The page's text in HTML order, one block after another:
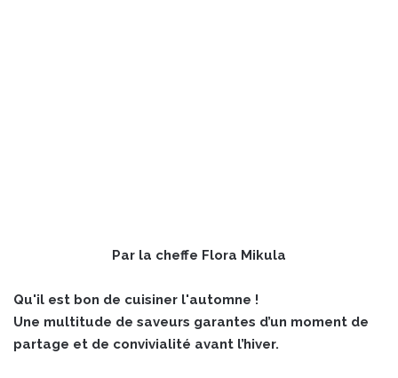
Par la cheffe Flora Mikula
Qu'il est bon de cuisiner l'automne !
Une multitude de saveurs garantes d’un moment de
partage et de convivialité avant l’hiver.